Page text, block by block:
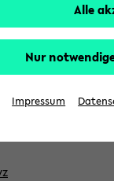
Ihre Sitzung
Alle
Nur
Impressum